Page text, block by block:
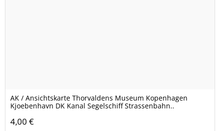
AK / Ansichtskarte Thorvaldens Museum Kopenhagen
Kjoebenhavn DK Kanal Segelschiff Strassenbahn..
4,00 €